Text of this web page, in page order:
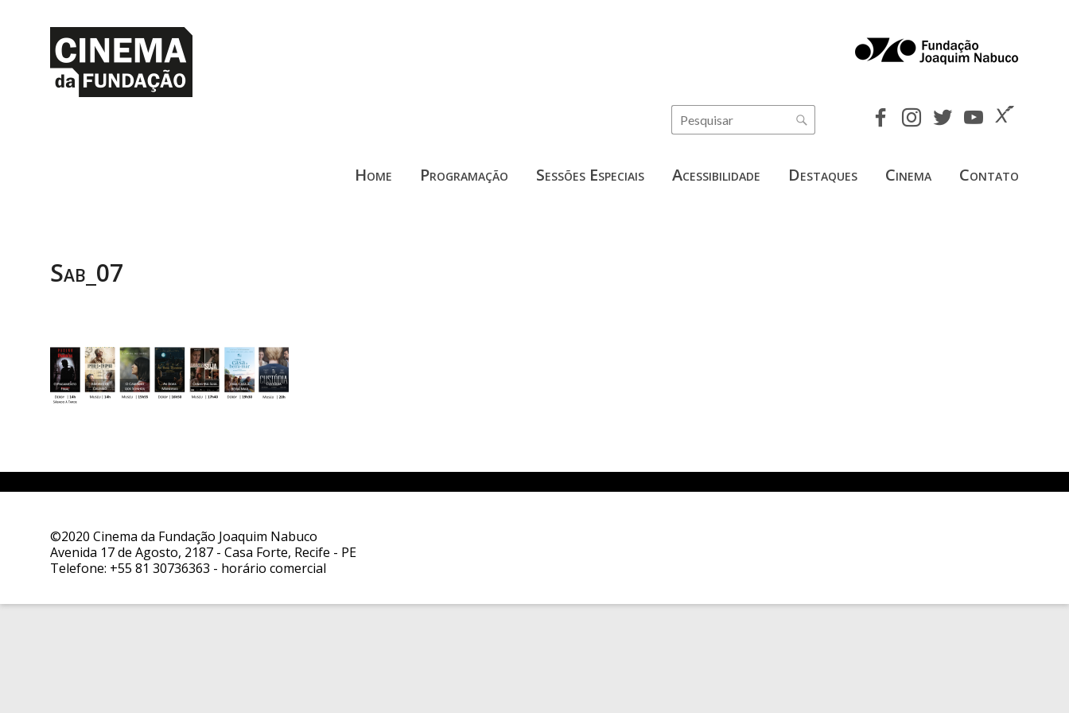
Home Programação Sessões Especiais Acessibilidade Destaques Cinema Contato
Sab_07
©2020 Cinema da Fundação Joaquim Nabuco
Avenida 17 de Agosto, 2187 - Casa Forte, Recife - PE
Telefone: +55 81 30736363 - horário comercial